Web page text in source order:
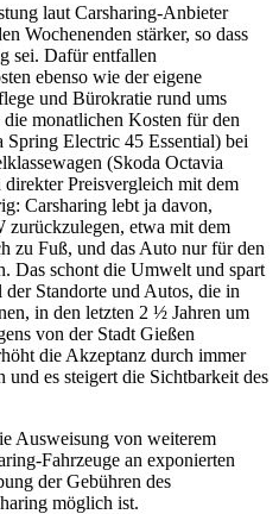
laut Carsharing-Anbieter
Wochenenden stärker, so dass
sei. Dafür entfallen
ebenso wie der eigene
und Bürokratie rund ums
monatlichen Kosten für den
Electric 45 Essential) bei
(Skoda Octavia
Preisvergleich mit dem
Carsharing lebt ja davon,
zurückzulegen, etwa mit dem
zu Fuß, und das Auto nur für den
Das schont die Umwelt und spart
Standorte und Autos, die in
in den letzten 2 ½ Jahren um
von der Stadt Gießen
die Akzeptanz durch immer
und es steigert die Sichtbarkeit des
Ausweisung von weiterem
Fahrzeuge an exponierten
der Gebühren des
möglich ist.